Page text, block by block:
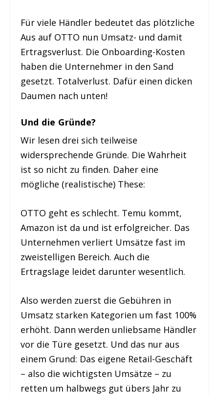
Für viele Händler bedeutet das plötzliche
Aus auf OTTO nun Umsatz- und damit
Ertragsverlust. Die Onboarding-Kosten
haben die Unternehmer in den Sand
gesetzt. Totalverlust. Dafür einen dicken
Daumen nach unten!
Und die Gründe?
Wir lesen drei sich teilweise
widersprechende Gründe. Die Wahrheit
ist so nicht zu finden. Daher eine
mögliche (realistische) These:
OTTO geht es schlecht. Temu kommt,
Amazon ist da und ist erfolgreicher. Das
Unternehmen verliert Umsätze fast im
zweistelligen Bereich. Auch die
Ertragslage leidet darunter wesentlich.
Also werden zuerst die Gebühren in
Umsatz starken Kategorien um fast 100%
erhöht. Dann werden unliebsame Händler
vor die Türe gesetzt. Und das nur aus
einem Grund: Das eigene Retail-Geschäft
– also die wichtigsten Umsätze – zu
retten um halbwegs gut übers Jahr zu